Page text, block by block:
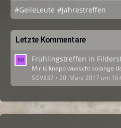
#GeileLeute #Jahrestreffen
Letzte Kommentare
Frühlingstreffen in
Mir is knapp wuascht solange
SGV837
20. März 2017 um